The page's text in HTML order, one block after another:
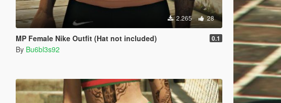
2.265 28
MP Female Nike Outfit (Hat not included) 0.1
By Bu6bl3s92